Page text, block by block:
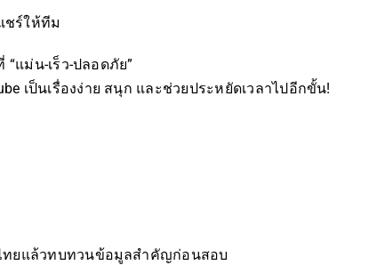
ชร์ให้ทีม
แม่น-เร็ว-ปลอดภัย”
เป็นเรื่องง่าย สนุก และช่วยประหยัดเวลาไปอีกขั้น!
ทยแล้วทบทวนข้อมูลสำคัญก่อนสอบ